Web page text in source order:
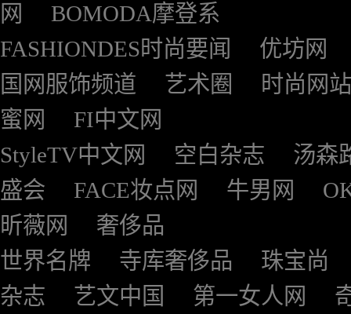
网
BOMODA摩登系
FASHIONDES时尚要闻
优坊网
国网服饰频道
艺术圈
时尚网站
蜜网
FI中文网
StyleTV中文网
空白杂志
汤森
盛会
FACE妆点网 牛男网
昕薇网
奢侈品
世界名牌
寺库奢侈品
珠宝尚
杂志
艺文中国 第一女人网